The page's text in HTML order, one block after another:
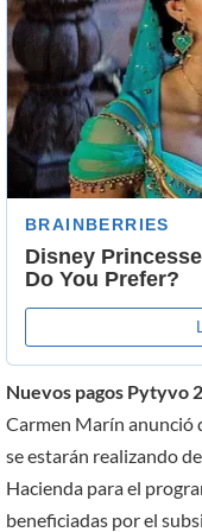
Nuevos pagos Pytyvo
Carmen Marín anunció
se estarán realizando
Hacienda para el
beneficiadas por el